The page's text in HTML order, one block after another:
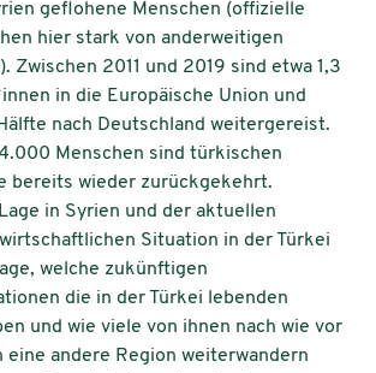
geflohene Menschen (offizielle
hier stark von anderweitigen
Zwischen 2011 und 2019 sind etwa 1,3
in die Europäische Union und
nach Deutschland weitergereist.
Menschen sind türkischen
bereits wieder zurückgekehrt.
in Syrien und der aktuellen
Situation in der Türkei
welche zukünftigen
die in der Türkei lebenden
und wie viele von ihnen nach wie vor
eine andere Region weiterwandern